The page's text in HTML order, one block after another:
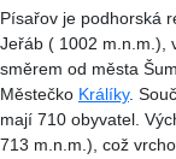
Písařov je podhorská
Jeřáb ( 1002 m.n.m.),
směrem od města
Městečko Králíky.
mají 710 obyvatel.
713 m.n.m.), což